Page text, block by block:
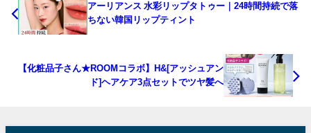
アーリアンス 水彩リップタトゥー｜24時間持続で落
ちない韓国リップティント
【化粧品子さん★ROOMコラボ】H&[アッシュアン
ド]ヘアケア3点セットでツヤ髪へ